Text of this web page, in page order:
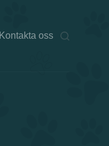
Kontakta oss